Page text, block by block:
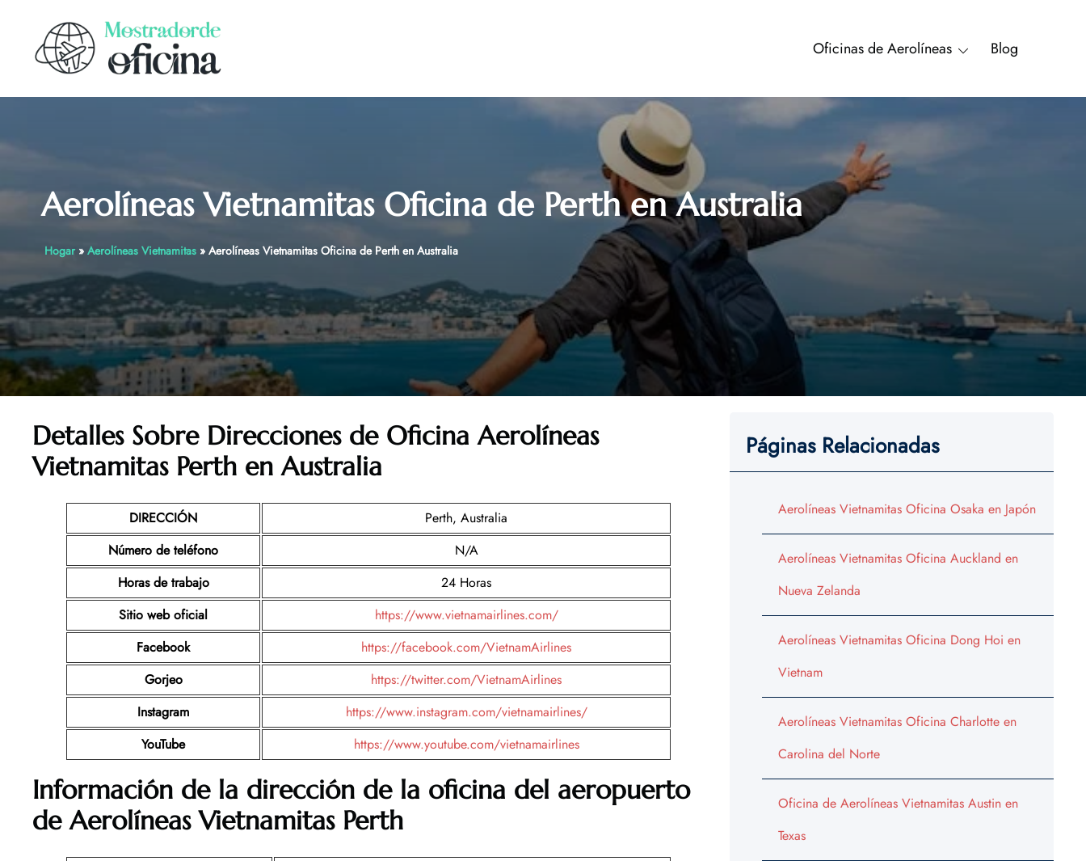
content
Oficinas de Aerolíneas Blog
Aerolíneas Vietnamitas Oficina de Perth en Australia
Hogar» Aerolíneas Vietnamitas» Aerolíneas Vietnamitas Oficina de Perth en Australia
Detalles Sobre Direcciones de Oficina Aerolíneas
Vietnamitas Perth en Australia
DIRECCIÓN
Perth, Australia
Número de teléfono
N/A
Horas de trabajo
24 Horas
Sitio web oficial
https://www.vietnamairlines.com/
Facebook
https://facebook.com/VietnamAirlines
Gorjeo
https://twitter.com/VietnamAirlines
Instagram
https://www.instagram.com/vietnamairlines/
YouTube
https://www.youtube.com/vietnamairlines
Información de la dirección de la oficina del aeropuerto
de Aerolíneas Vietnamitas Perth
Páginas Relacionadas
Aerolíneas Vietnamitas Oficina Osaka en Japón
Aerolíneas Vietnamitas Oficina Auckland en
Nueva Zelanda
Aerolíneas Vietnamitas Oficina Dong Hoi en
Vietnam
Aerolíneas Vietnamitas Oficina Charlotte en
Carolina del Norte
Oficina de Aerolíneas Vietnamitas Austin en
Texas